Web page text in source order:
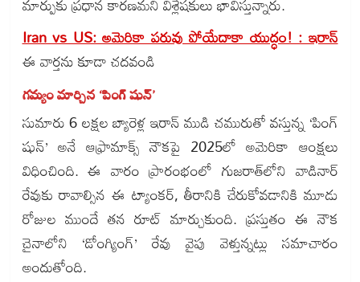
Iran vs US: అమెరికా పరువు పోయేదాకా యుద్ధం! : ఇరాన్
ఈ వార్తను కూడా చదవండి
గమ్యం మార్చిన ‘పింగ్ షున్’
సుమారు 6 లక్షల బ్యారెళ్ల ఇరాన్ ముడి చమురుతో వస్తున్న ‘పింగ్
షున్’ అనే ఆఫ్రామాక్స్ నౌకపై 2025లో అమెరికా ఆంక్షలు
విధించింది. ఈ వారం ప్రారంభంలో గుజరాత్‌లోని వాడినార్
రేవుకు రావాల్సిన ఈ ట్యాంకర్, తీరానికి చేరుకోవడానికి మూడు
రోజుల ముందే తన రూట్ మార్చుకుంది. ప్రస్తుతం ఈ నౌక
చైనాలోని ‘డోంగ్యింగ్’ రేవు వైపు వెళ్తున్నట్లు సమాచారం
అందుతోంది.